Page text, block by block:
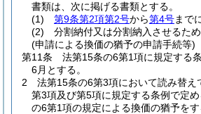
書類は、次に掲げる書類とする。
(1)
第9条第2項第2号から第4号まで
(2)
分割納付又は分割納入させるた
(申請による換価の猶予の申請手続等)
第11条
法第15条の6第1項に規定する
6月とする。
2
法第15条の6第3項において読み替え
第3項及び第5項に規定する条例で定
の6第1項の規定による換価の猶予を